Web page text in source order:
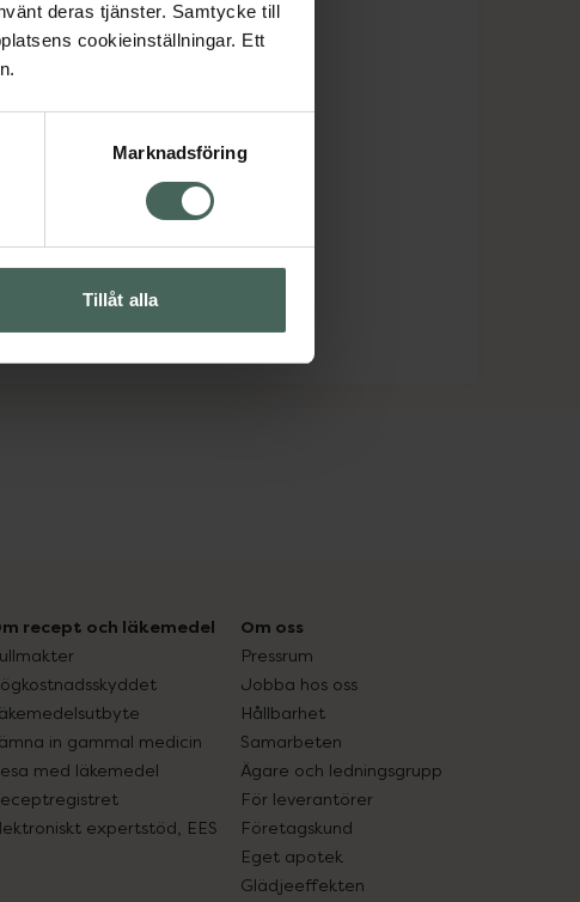
deras tjänster. Samtycke till
cookieinställningar. Ett
Marknadsföring
Tillåt alla
recept och läkemedel
in gammal medicin
med läkemedel
expertstöd, EES
Om oss
Pressrum
Jobba hos oss
Hållbarhet
Samarbeten
Ägare och ledningsgrupp
För leverantörer
Företagskund
Eget apotek
Glädjeeffekten